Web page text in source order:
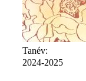
Tanév:
2024-2025